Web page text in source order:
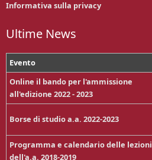
Informativa sulla privacy
Ultime News
Evento
Online il bando per l'ammissione
all'edizione 2022 - 2023
Borse di studio a.a. 2022-2023
Programma e calendario delle lezioni
dell'a.a. 2018-2019